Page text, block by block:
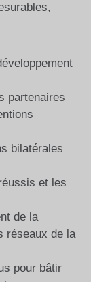
partenaires
bilatérales
et les
de la
réseaux de la
pour bâtir